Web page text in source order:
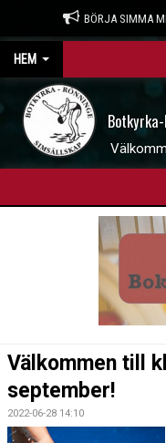
BÖRJA SIMMA
HEM
INTRESSEANMÄLAN
NYHETER
KALENDER
Välkommen till
september!
2022-06-28 14:10